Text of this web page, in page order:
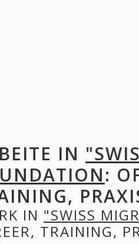
IN
:
IN "SWISS
TRAINING,